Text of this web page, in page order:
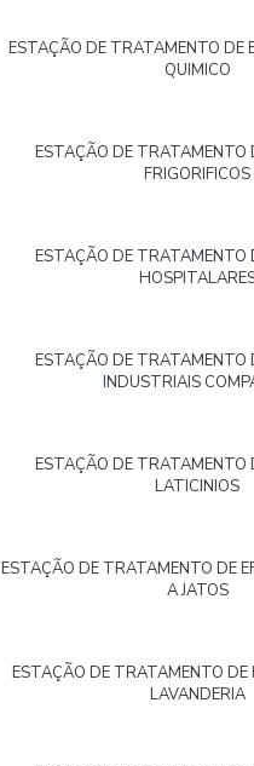
ESTAÇÃO DE TRATAMENTO DE
QUIMICO
ESTAÇÃO DE TRATAMENTO
FRIGORIFICOS
ESTAÇÃO DE TRATAMENTO
ESTAÇÃO DE TRATAMENTO
INDUSTRIAIS
ESTAÇÃO DE TRATAMENTO
LATICINIOS
ESTAÇÃO DE TRATAMENTO DE
A JATOS
ESTAÇÃO DE TRATAMENTO DE
LAVANDERIA